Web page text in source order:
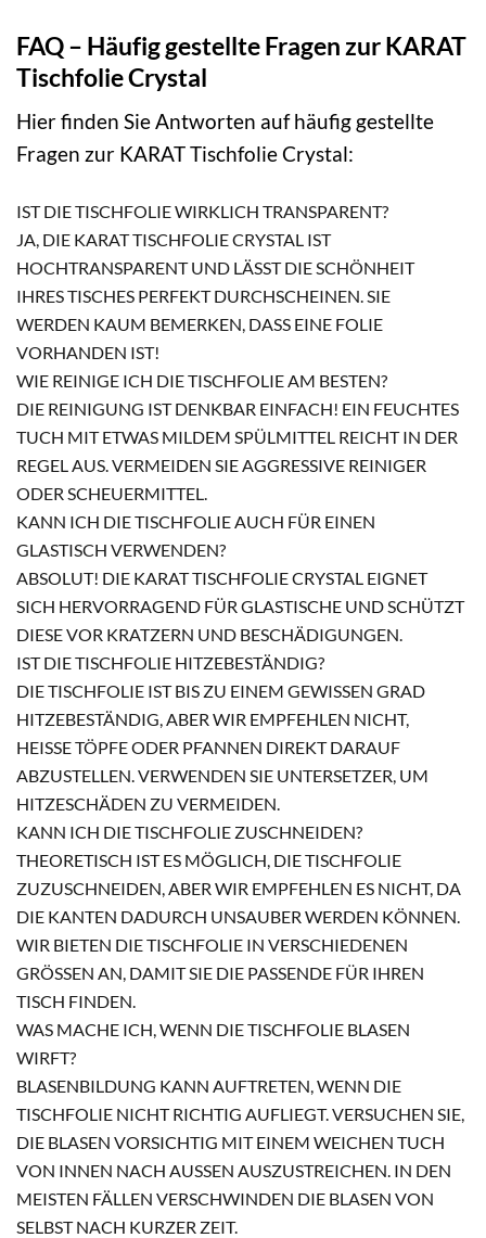
FAQ – Häufig gestellte Fragen zur KARAT
Tischfolie Crystal
Hier finden Sie Antworten auf häufig gestellte
Fragen zur KARAT Tischfolie Crystal:
IST DIE TISCHFOLIE WIRKLICH TRANSPARENT?
JA, DIE KARAT TISCHFOLIE CRYSTAL IST
HOCHTRANSPARENT UND LÄSST DIE SCHÖNHEIT
IHRES TISCHES PERFEKT DURCHSCHEINEN. SIE
WERDEN KAUM BEMERKEN, DASS EINE FOLIE
VORHANDEN IST!
WIE REINIGE ICH DIE TISCHFOLIE AM BESTEN?
DIE REINIGUNG IST DENKBAR EINFACH! EIN FEUCHTES
TUCH MIT ETWAS MILDEM SPÜLMITTEL REICHT IN DER
REGEL AUS. VERMEIDEN SIE AGGRESSIVE REINIGER
ODER SCHEUERMITTEL.
KANN ICH DIE TISCHFOLIE AUCH FÜR EINEN
GLASTISCH VERWENDEN?
ABSOLUT! DIE KARAT TISCHFOLIE CRYSTAL EIGNET
SICH HERVORRAGEND FÜR GLASTISCHE UND SCHÜTZT
DIESE VOR KRATZERN UND BESCHÄDIGUNGEN.
IST DIE TISCHFOLIE HITZEBESTÄNDIG?
DIE TISCHFOLIE IST BIS ZU EINEM GEWISSEN GRAD
HITZEBESTÄNDIG, ABER WIR EMPFEHLEN NICHT,
HEISSE TÖPFE ODER PFANNEN DIREKT DARAUF A
BZUSTELLEN. VERWENDEN SIE UNTERSETZER, UM H
ITZESCHÄDEN ZU VERMEIDEN.
KANN ICH DIE TISCHFOLIE ZUSCHNEIDEN?
THEORETISCH IST ES MÖGLICH, DIE TISCHFOLIE
ZUZUSCHNEIDEN, ABER WIR EMPFEHLEN ES NICHT, DA
DIE KANTEN DADURCH UNSAUBER WERDEN KÖNNEN.
WIR BIETEN DIE TISCHFOLIE IN VERSCHIEDENEN
GRÖSSEN AN, DAMIT SIE DIE PASSENDE FÜR IHREN T
ISCH FINDEN.
WAS MACHE ICH, WENN DIE TISCHFOLIE BLASEN
WIRFT?
BLASENBILDUNG KANN AUFTRETEN, WENN DIE
TISCHFOLIE NICHT RICHTIG AUFLIEGT. VERSUCHEN SIE,
DIE BLASEN VORSICHTIG MIT EINEM WEICHEN TUCH
VON INNEN NACH AUSSEN AUSZUSTREICHEN. IN DEN M
EISTEN FÄLLEN VERSCHWINDEN DIE BLASEN VON S
ELBST NACH KURZER ZEIT.